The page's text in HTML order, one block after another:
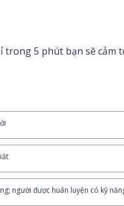
trong 5 phút bạn sẽ cảm
người được huấn luyện có kỹ